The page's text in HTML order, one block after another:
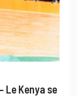
Le Kenya se